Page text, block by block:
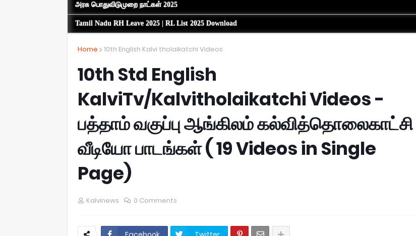
அரசு பொதுவிடுமுறை நாட்கள் 2025
Tamil Nadu RH Leave 2025 | RL List 2025 Download
Home 10th English Kalvi tholaikatchi Videos
10th Std English
KalviTv/Kalvitholaikatchi Videos -
பத்தாம் வகுப்பு ஆங்கிலம் கல்வித்தொலைகாட்சி
வீடியோ பாடங்கள் ( 19 Videos in Single
Page)
Kalvinews 0 Comments